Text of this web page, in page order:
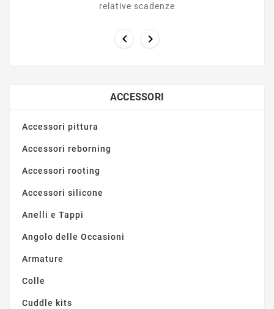
relative scadenze
 
ACCESSORI
Accessori pittura
Accessori reborning
Accessori rooting
Accessori silicone
Anelli e Tappi
Angolo delle Occasioni
Armature
Colle
Cuddle kits